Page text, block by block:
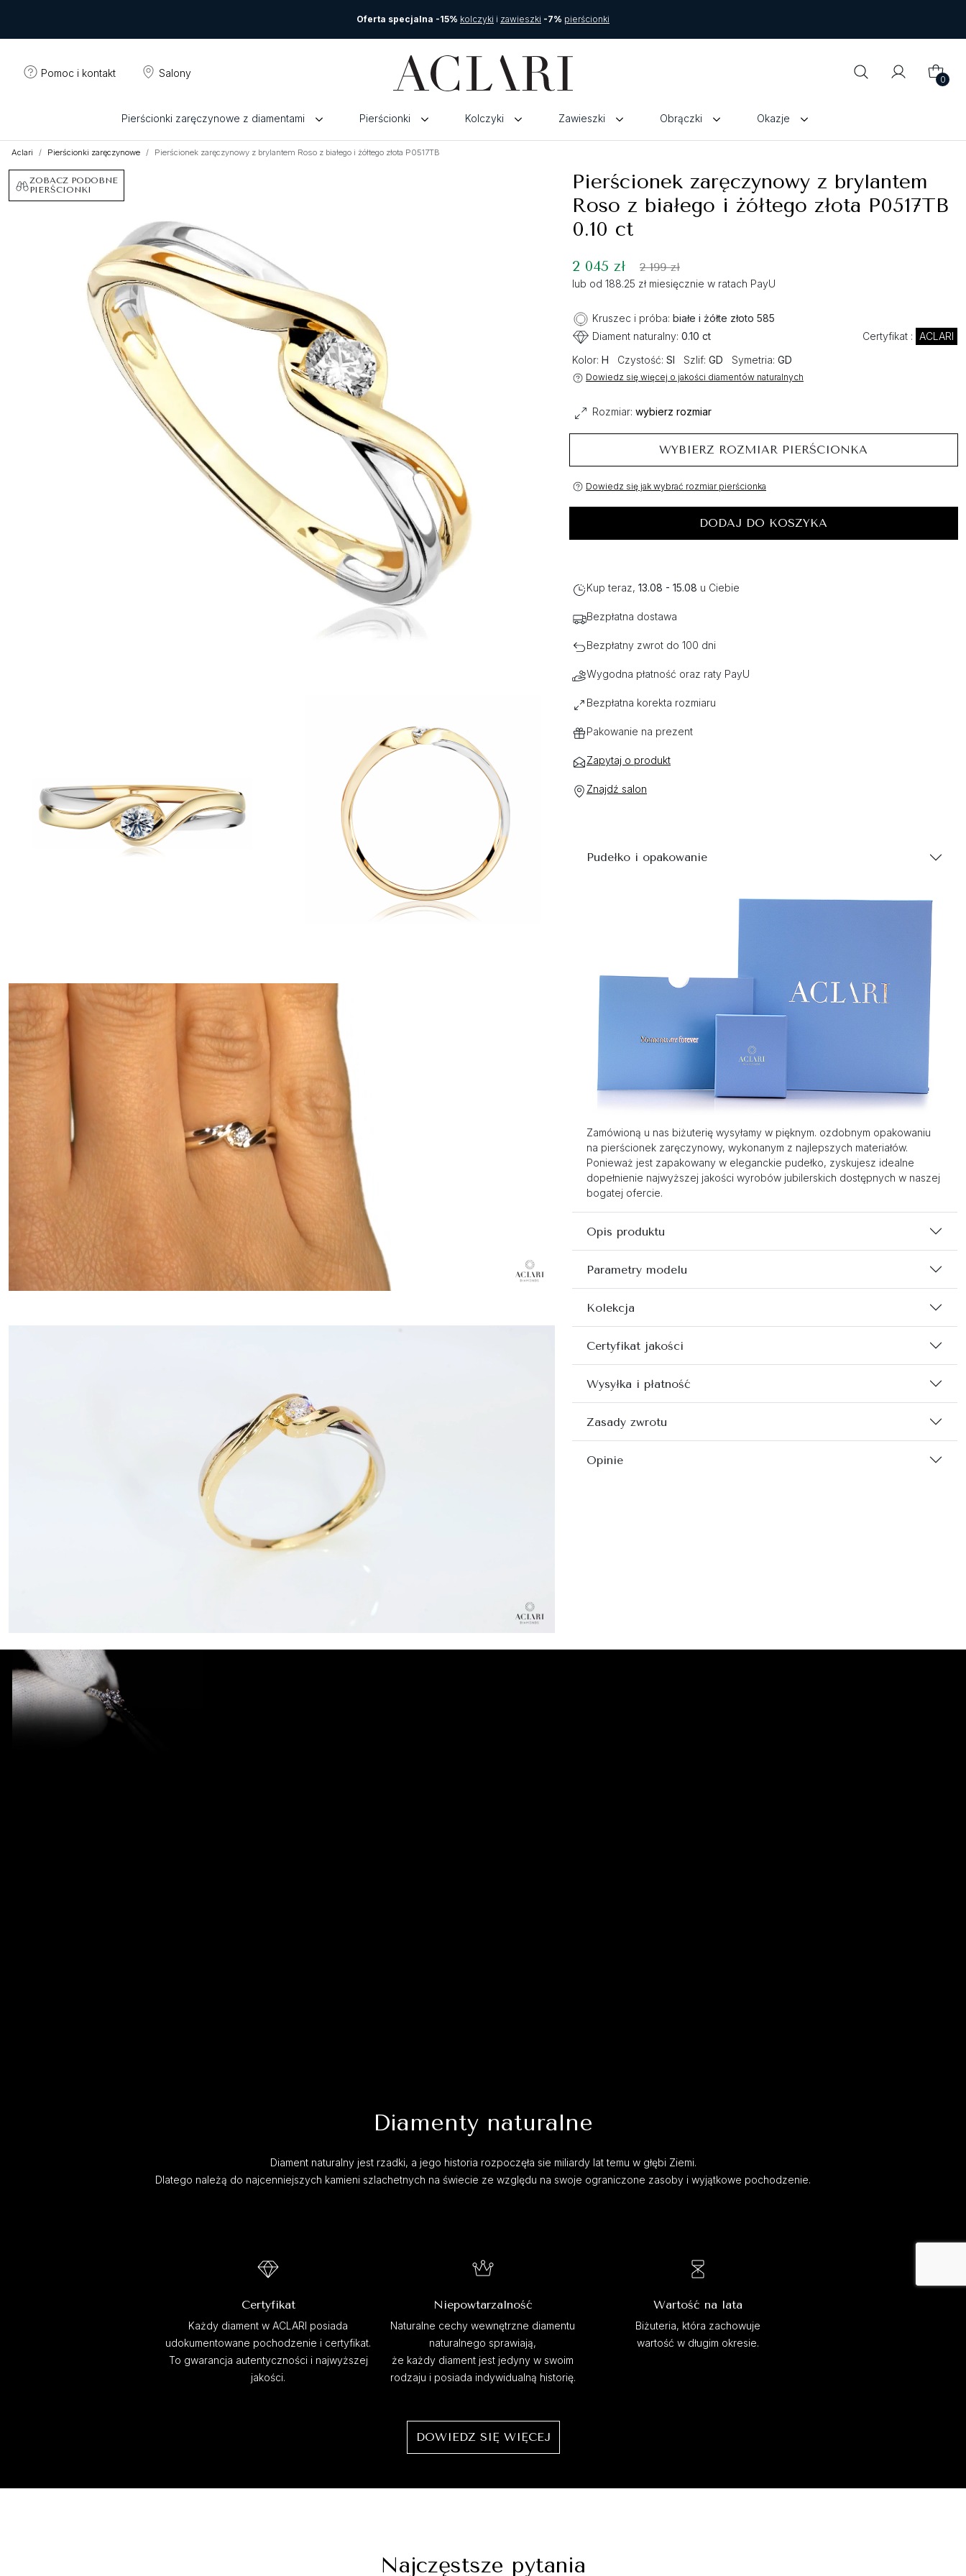
Oferta specjalna -15% kolczyki i zawieszki -7% pierścionki
Pomoc i kontakt Salony
0
Pierścionki zaręczynowe z diamentami Pierścionki Kolczyki Zawieszki Obrączki Okazje
Aclari Pierścionki zaręczynowe Pierścionek zaręczynowy z brylantem Roso z białego i żółtego złota P0517TB
ZOBACZ PODOBNE
PIERŚCIONKI
Pierścionek zaręczynowy z brylantem
Roso z białego i żółtego złota P0517TB
0.10 ct
2 045 zł 2 199 zł
lub od 188.25 zł miesięcznie w ratach PayU
Kruszec i próba: białe i żółte złoto 585
Diament naturalny: 0.10 ct Certyfikat : ACLARI
Kolor: H Czystość: SI Szlif: GD Symetria: GD
Dowiedz się więcej o jakości diamentów naturalnych
Rozmiar: wybierz rozmiar
WYBIERZ ROZMIAR PIERŚCIONKA
Dowiedz się jak wybrać rozmiar pierścionka
DODAJ DO KOSZYKA
Kup teraz, 13.08 - 15.08 u Ciebie
Bezpłatna dostawa
Bezpłatny zwrot do 100 dni
Wygodna płatność oraz raty PayU
Bezpłatna korekta rozmiaru
Pakowanie na prezent
Zapytaj o produkt
Znajdź salon
Pudełko i opakowanie
Zamówioną u nas biżuterię wysyłamy w pięknym. ozdobnym opakowaniu
na pierścionek zaręczynowy, wykonanym z najlepszych materiałów.
Ponieważ jest zapakowany w eleganckie pudełko, zyskujesz idealne
dopełnienie najwyższej jakości wyrobów jubilerskich dostępnych w naszej
bogatej ofercie.
Opis produktu
Parametry modelu
Kolekcja
Certyfikat jakości
Wysyłka i płatność
Zasady zwrotu
Opinie
Diamenty naturalne
Diament naturalny jest rzadki, a jego historia rozpoczęła sie miliardy lat temu w głębi Ziemi.
Dlatego należą do najcenniejszych kamieni szlachetnych na świecie ze względu na swoje ograniczone zasoby i wyjątkowe pochodzenie.
Certyfikat
Każdy diament w ACLARI posiada
udokumentowane pochodzenie i certyfikat.
To gwarancja autentyczności i najwyższej
jakości.
Niepowtarzalność
Naturalne cechy wewnętrzne diamentu
naturalnego sprawiają,
że każdy diament jest jedyny w swoim
rodzaju i posiada indywidualną historię.
Wartość na lata
Biżuteria, która zachowuje
wartość w długim okresie.
DOWIEDZ SIĘ WIĘCEJ
Najczęstsze pytania